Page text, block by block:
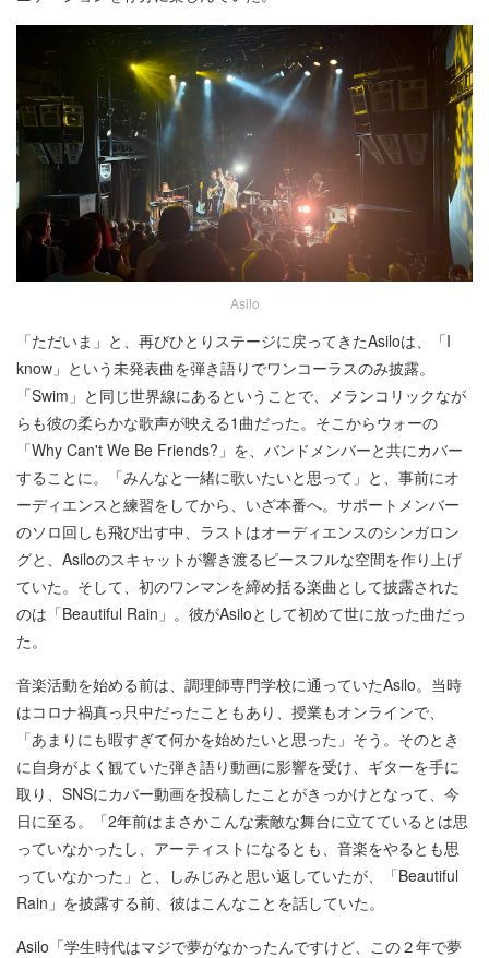
Asilo
「ただいま」と、再びひとりステージに戻ってきたAsiloは、「I
know」という未発表曲を弾き語りでワンコーラスのみ披露。
「Swim」と同じ世界線にあるということで、メランコリックなが
らも彼の柔らかな歌声が映える1曲だった。そこからウォーの
「Why Can't We Be Friends?」を、バンドメンバーと共にカバー
することに。「みんなと一緒に歌いたいと思って」と、事前にオ
ーディエンスと練習をしてから、いざ本番へ。サポートメンバー
のソロ回しも飛び出す中、ラストはオーディエンスのシンガロン
グと、Asiloのスキャットが響き渡るピースフルな空間を作り上げ
ていた。そして、初のワンマンを締め括る楽曲として披露された
のは「Beautiful Rain」。彼がAsiloとして初めて世に放った曲だっ
た。
音楽活動を始める前は、調理師専門学校に通っていたAsilo。当時
はコロナ禍真っ只中だったこともあり、授業もオンラインで、
「あまりにも暇すぎて何かを始めたいと思った」そう。そのとき
に自身がよく観ていた弾き語り動画に影響を受け、ギターを手に
取り、SNSにカバー動画を投稿したことがきっかけとなって、今
日に至る。「2年前はまさかこんな素敵な舞台に立てているとは思
っていなかったし、アーティストになるとも、音楽をやるとも思
っていなかった」と、しみじみと思い返していたが、「Beautiful
Rain」を披露する前、彼はこんなことを話していた。
Asilo「学生時代はマジで夢がなかったんですけど、この２年で夢